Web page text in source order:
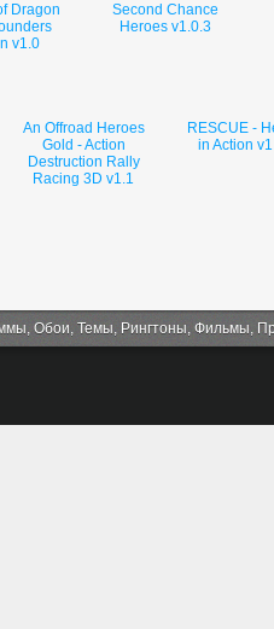
Dragon
v1.0
Second Chance
Heroes v1.0.3
An Offroad Heroes
Gold - Action
Destruction Rally
Racing 3D v1.1
RESCUE -
in Action
Обои, Темы, Рингтоны, Фильмы,